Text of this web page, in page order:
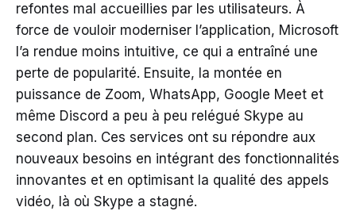
refontes mal accueillies par les utilisateurs. À
force de vouloir moderniser l’application, Microsoft
l’a rendue moins intuitive, ce qui a entraîné une
perte de popularité. Ensuite, la montée en
puissance de Zoom, WhatsApp, Google Meet et
même Discord a peu à peu relégué Skype au
second plan. Ces services ont su répondre aux
nouveaux besoins en intégrant des fonctionnalités
innovantes et en optimisant la qualité des appels
vidéo, là où Skype a stagné.